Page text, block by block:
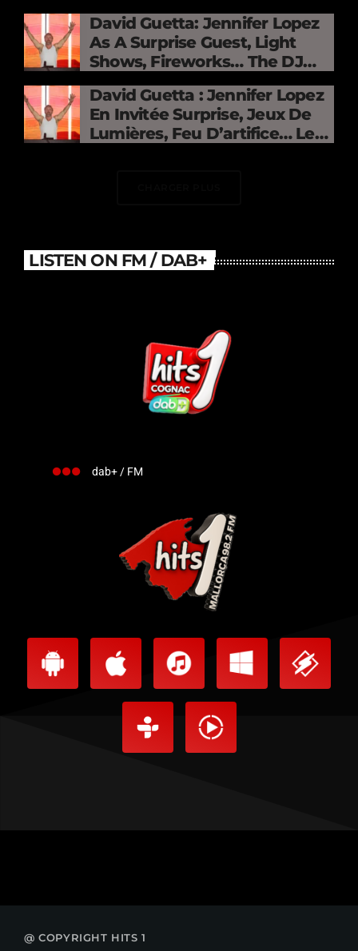
David Guetta: Jennifer Lopez
As A Surprise Guest, Light
Shows, Fireworks… The DJ
France
David Guetta : Jennifer Lopez
En Invitée Surprise, Jeux De
Lumières, Feu D’artifice… Le
LISTEN ON FM / DAB+
dab+ / FM
@ COPYRIGHT HITS 1